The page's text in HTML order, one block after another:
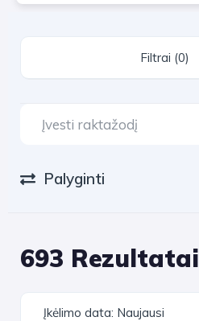
Filtrai (0)
Palyginti
693 Rezultatai
Įkėlimo data: Naujausi